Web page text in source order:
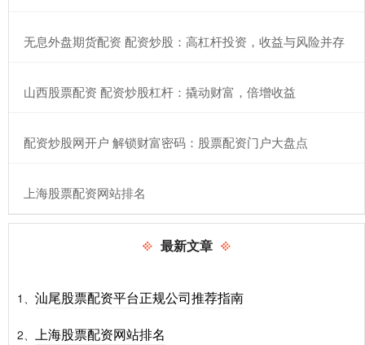
​无息外盘期货配资 配资炒股：高杠杆投资，收益与风险并存
​山西股票配资 配资炒股杠杆：撬动财富，倍增收益
​配资炒股网开户 解锁财富密码：股票配资门户大盘点
​上海股票配资网站排名
最新文章
1、 汕尾股票配资平台正规公司推荐指南
2、 上海股票配资网站排名